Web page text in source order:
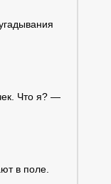
Что я? —
в поле.